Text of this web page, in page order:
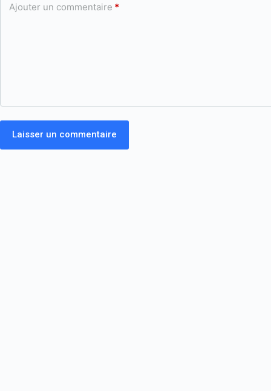
Ajouter un commentaire *
Laisser un commentaire